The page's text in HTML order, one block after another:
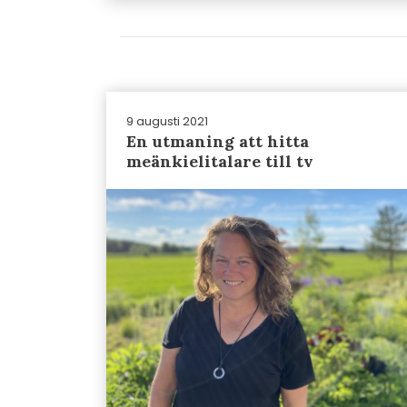
9 augusti 2021
En utmaning att hitta
meänkielitalare till tv